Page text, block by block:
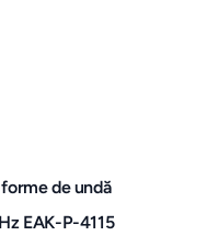
de undă
EAK-P-4115